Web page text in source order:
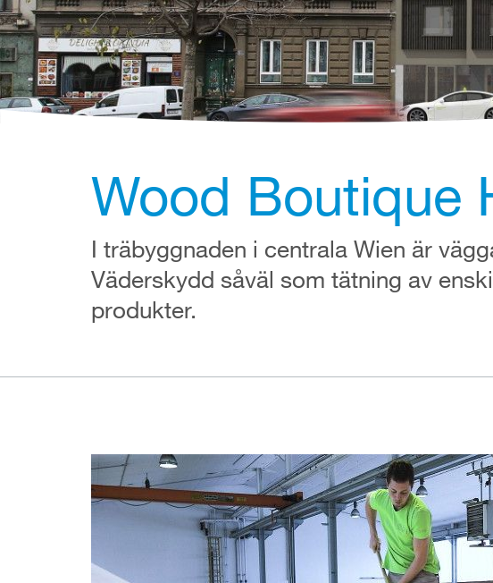
Wood Boutique
I träbyggnaden i centrala Wien är
Väderskydd såväl som tätning av
produkter.